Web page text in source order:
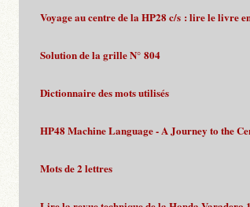
Voyage au centre de la HP28 c/s : lire le livre
Solution de la grille N° 804
Dictionnaire des mots utilisés
HP48 Machine Language - A Journey to the
Mots de 2 lettres